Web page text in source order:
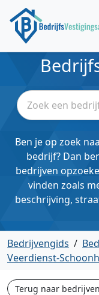
Ben je op zoek
bedrijf? Dan
bedrijven
vinden zoals
beschrijving,
Bedrijvengids /
Veerdienst-
Terug naar